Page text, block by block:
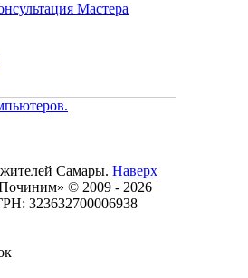
Мастера
жителей Самары. Наверх
© 2009 - 2026
323632700006938